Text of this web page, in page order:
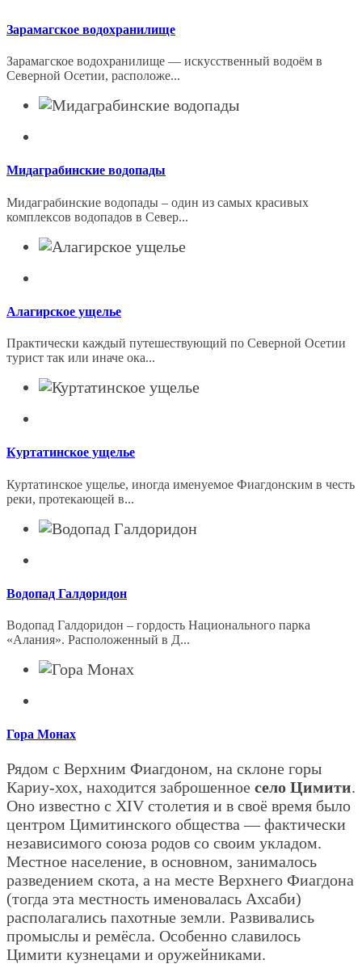
Зарамагское водохранилище
Зарамагское водохранилище — искусственный водоём в
Северной Осетии, расположе...
Мидаграбинские водопады
Мидаграбинские водопады – один из самых красивых
комплексов водопадов в Север...
Алагирское ущелье
Практически каждый путешествующий по Северной Осетии
турист так или иначе ока...
Куртатинское ущелье
Куртатинское ущелье, иногда именуемое Фиагдонским в честь
реки, протекающей в...
Водопад Галдоридон
Водопад Галдоридон – гордость Национального парка
«Алания». Расположенный в Д...
Гора Монах
Рядом с Верхним Фиагдоном, на склоне горы
Кариу-хох, находится заброшенное село Цимити.
Оно известно с XIV столетия и в своё время было
центром Цимитинского общества — фактически
независимого союза родов со своим укладом.
Местное население, в основном, занималось
разведением скота, а на месте Верхнего Фиагдона
(тогда эта местность именовалась Ахсаби)
располагались пахотные земли. Развивались
промыслы и ремёсла. Особенно славилось
Цимити кузнецами и оружейниками.